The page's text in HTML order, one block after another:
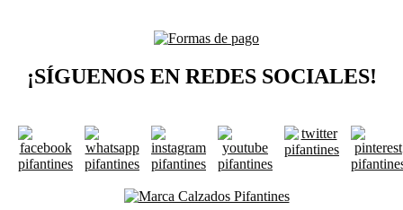
¡SÍGUENOS EN REDES SOCIALES!